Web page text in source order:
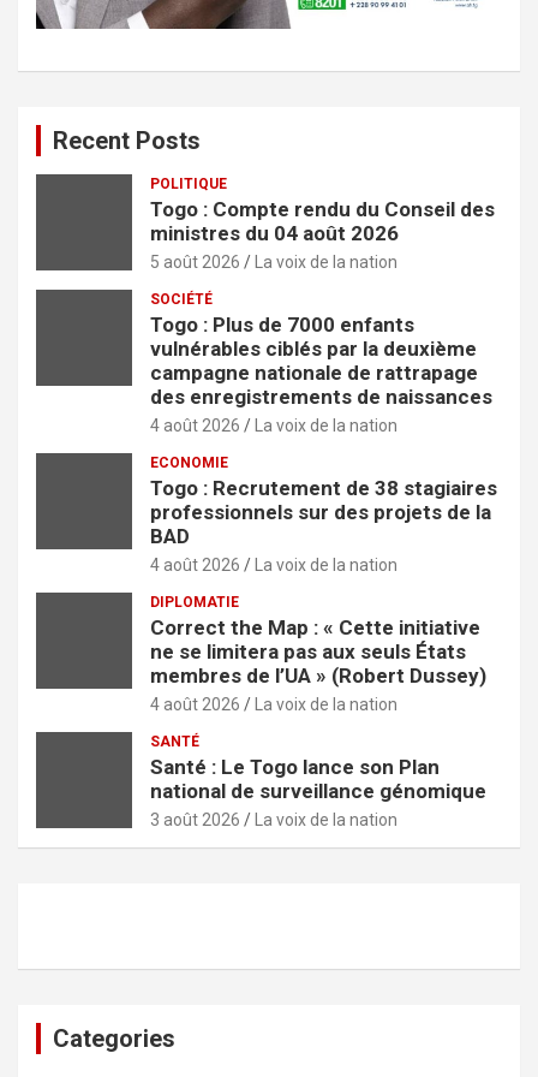
Recent Posts
POLITIQUE
Togo : Compte rendu du Conseil des
ministres du 04 août 2026
5 août 2026 La voix de la nation
SOCIÉTÉ
Togo : Plus de 7000 enfants
vulnérables ciblés par la deuxième
campagne nationale de rattrapage
des enregistrements de naissances
4 août 2026 La voix de la nation
ECONOMIE
Togo : Recrutement de 38 stagiaires
professionnels sur des projets de la
BAD
4 août 2026 La voix de la nation
DIPLOMATIE
Correct the Map : « Cette initiative
ne se limitera pas aux seuls États
membres de l’UA » (Robert Dussey)
4 août 2026 La voix de la nation
SANTÉ
Santé : Le Togo lance son Plan
national de surveillance génomique
3 août 2026 La voix de la nation
Categories